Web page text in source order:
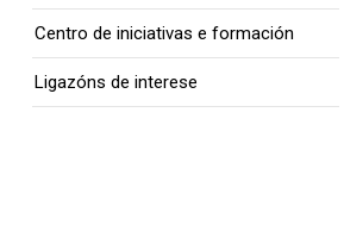
Centro de iniciativas e formación
Ligazóns de interese